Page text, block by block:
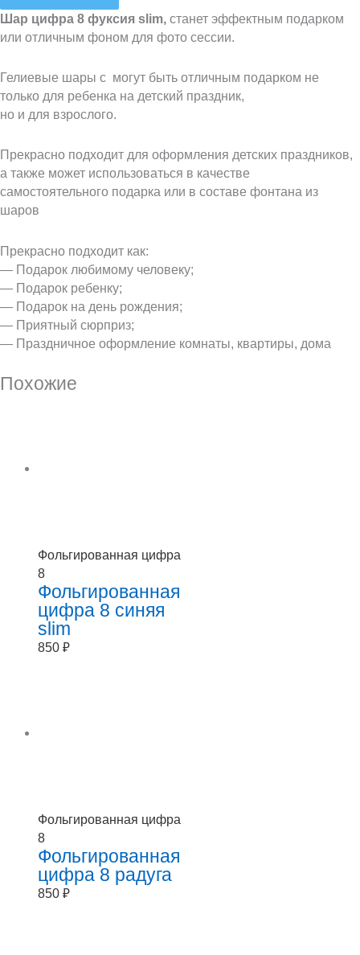
Шар цифра 8 фуксия slim, станет эффектным подарком
или отличным фоном для фото сессии.
Гелиевые шары с могут быть отличным подарком не
только для ребенка на детский праздник,
но и для взрослого.
Прекрасно подходит для оформления детских праздников,
а также может использоваться в качестве
самостоятельного подарка или в составе фонтана из
шаров
Прекрасно подходит как:
— Подарок любимому человеку;
— Подарок ребенку;
— Подарок на день рождения;
— Приятный сюрприз;
— Праздничное оформление комнаты, квартиры, дома
Похожие
Фольгированная цифра
8
Фольгированная
цифра 8 синяя
slim
850 ₽
Фольгированная цифра
8
Фольгированная
цифра 8 радуга
850 ₽